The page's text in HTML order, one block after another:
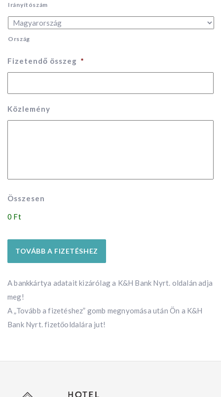
Irányítószám
Ország
Fizetendő összeg *
Közlemény
Összesen
0 Ft
TOVÁBB A FIZETÉSHEZ
A bankkártya adatait kizárólag a K&H Bank Nyrt. oldalán adja
meg!
A „Tovább a fizetéshez” gomb megnyomása után Ön a K&H
Bank Nyrt. fizetőoldalára jut!